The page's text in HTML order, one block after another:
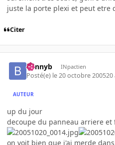
juste la porte plexi et peut etre
Citer
bennyb INpactien
Posté(e) le 20 octobre 200520
AUTEUR
up du jour
decoupe du panneau arriere et
on voit bien que j'ai merde